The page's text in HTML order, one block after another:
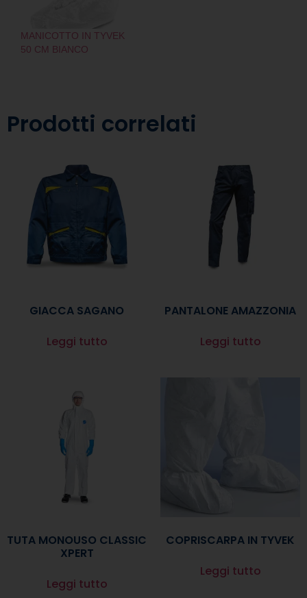
MANICOTTO IN TYVEK
50 CM BIANCO
Prodotti correlati
GIACCA SAGANO
Leggi tutto
PANTALONE AMAZZONIA
Leggi tutto
TUTA MONOUSO CLASSIC
XPERT
Leggi tutto
COPRISCARPA IN TYVEK
Leggi tutto